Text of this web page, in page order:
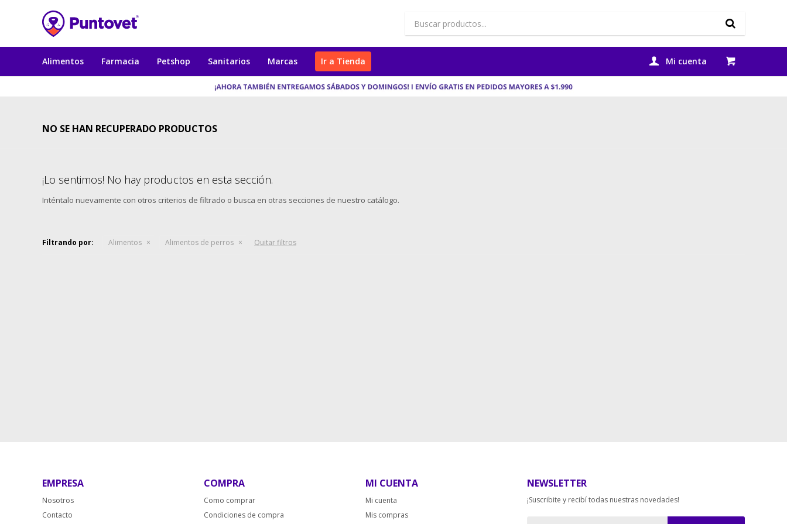
Alimentos Farmacia Petshop Sanitarios Marcas Ir a Tienda
NO SE HAN RECUPERADO PRODUCTOS
¡Lo sentimos! No hay productos en esta sección.
Inténtalo nuevamente con otros criterios de filtrado o busca en otras secciones de nuestro catálogo.
Filtrando por: Alimentos Alimentos de perros Quitar filtros
EMPRESA
Nosotros
Contacto
COMPRA
Como comprar
Condiciones de compra
MI CUENTA
Mi cuenta
Mis compras
NEWSLETTER
¡Suscribite y recibí todas nuestras novedades!